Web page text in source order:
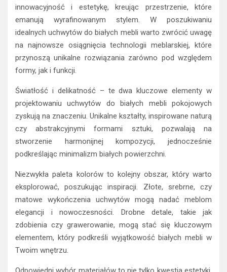
innowacyjność i estetykę, kreując przestrzenie, które
emanują wyrafinowanym stylem. W poszukiwaniu
idealnych uchwytów do białych mebli warto zwrócić uwagę
na najnowsze osiągnięcia technologii meblarskiej, które
przynoszą unikalne rozwiązania zarówno pod względem
formy, jak i funkcji.
Światłość i delikatność – te dwa kluczowe elementy w
projektowaniu uchwytów do białych mebli pokojowych
zyskują na znaczeniu. Unikalne kształty, inspirowane naturą
czy abstrakcyjnymi formami sztuki, pozwalają na
stworzenie harmonijnej kompozycji, jednocześnie
podkreślając minimalizm białych powierzchni.
Niezwykła paleta kolorów to kolejny obszar, który warto
eksplorować, poszukując inspiracji. Złote, srebrne, czy
matowe wykończenia uchwytów mogą nadać meblom
elegancji i nowoczesności. Drobne detale, takie jak
zdobienia czy grawerowanie, mogą stać się kluczowym
elementem, który podkreśli wyjątkowość białych mebli w
Twoim wnętrzu.